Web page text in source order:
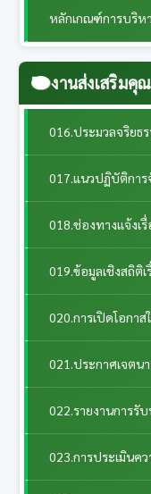
หลักเกณฑ์การบริ
งานส่งเสริมคุ
016.ประมวลจริยธ
017.แนวปฏิบัติการ
018.ช่องทางแจ้งเ
019.ข้อมูลเชิงสถิติ
020.การเปิดโอกาส
021.ประกาศเจตน
022.รายงานการรั
023.การประเมินค